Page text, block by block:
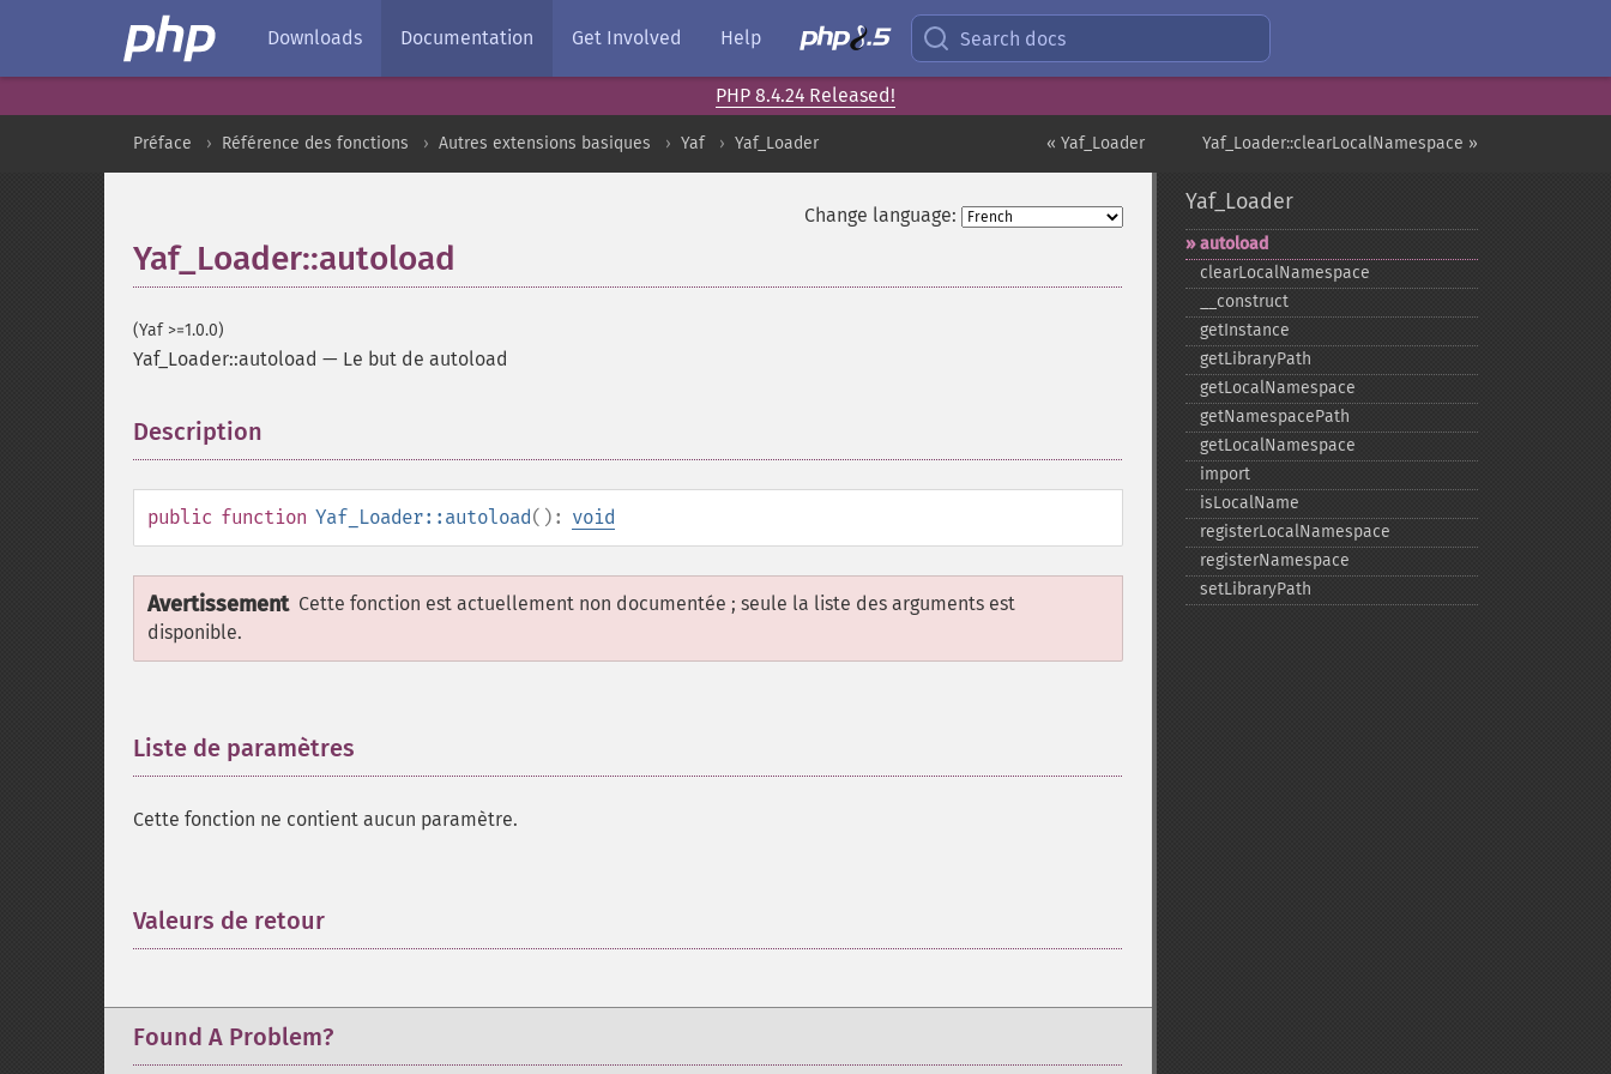
Downloads Documentation Get Involved Help Search docs
PHP 8.4.24 Released!
Yaf_Loader::clearLocalNamespace »
« Yaf_Loader
Préface Référence des fonctions Autres extensions basiques Yaf Yaf_Loader
Change language:
Yaf_Loader::autoload
(Yaf >=1.0.0)
Yaf_Loader::autoload — Le but de autoload
Description
public function Yaf_Loader::autoload(): void
Avertissement Cette fonction est actuellement non documentée ; seule la liste des arguments est
disponible.
Liste de paramètres
Cette fonction ne contient aucun paramètre.
Valeurs de retour
Found A Problem?
Yaf_Loader
autoload
clearLocalNamespace
_​_​construct
getInstance
getLibraryPath
getLocalNamespace
getNamespacePath
getLocalNamespace
import
isLocalName
registerLocalNamespace
registerNamespace
setLibraryPath